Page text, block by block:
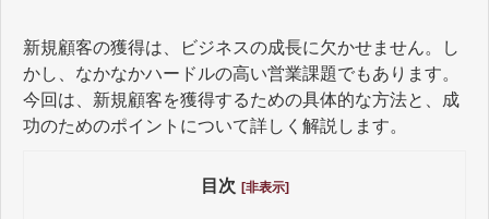
新規顧客の獲得は、ビジネスの成長に欠かせません。し
かし、なかなかハードルの高い営業課題でもあります。
今回は、新規顧客を獲得するための具体的な方法と、成
功のためのポイントについて詳しく解説します。
目次 [非表示]